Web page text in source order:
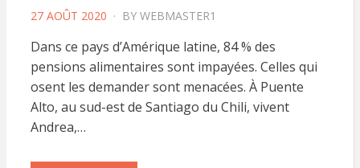
POSTED
27 AOÛT 2020 BY WEBMASTER1
Dans ce pays d’Amérique latine, 84 % des
pensions alimentaires sont impayées. Celles qui
osent les demander sont menacées. À Puente
Alto, au sud-est de Santiago du Chili, vivent
Andrea,…